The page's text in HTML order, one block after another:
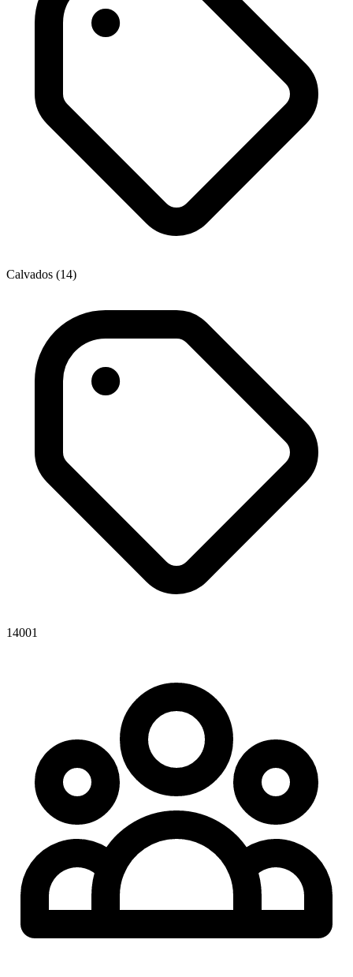
Calvados (14)
14001